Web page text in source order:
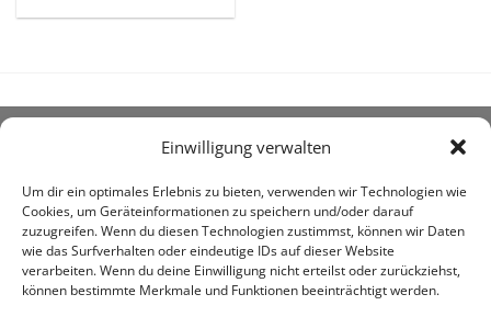
Einwilligung verwalten
Um dir ein optimales Erlebnis zu bieten, verwenden wir Technologien wie
Cookies, um Geräteinformationen zu speichern und/oder darauf
zuzugreifen. Wenn du diesen Technologien zustimmst, können wir Daten
wie das Surfverhalten oder eindeutige IDs auf dieser Website
verarbeiten. Wenn du deine Einwilligung nicht erteilst oder zurückziehst,
können bestimmte Merkmale und Funktionen beeinträchtigt werden.